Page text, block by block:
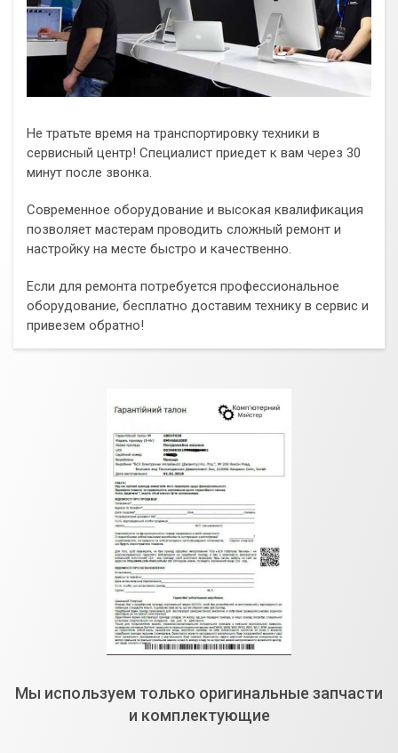
Не тратьте время на транспортировку техники в
сервисный центр! Специалист приедет к вам через 30
минут после звонка.
Современное оборудование и высокая квалификация
позволяет мастерам проводить сложный ремонт и
настройку на месте быстро и качественно.
Если для ремонта потребуется профессиональное
оборудование, бесплатно доставим технику в сервис и
привезем обратно!
Мы используем только оригинальные запчасти
и комплектующие